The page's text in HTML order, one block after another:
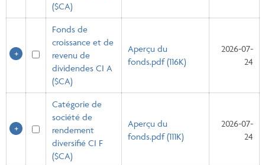
($CA)
Fonds de
croissance et de
revenu de
dividendes CI A
($CA)
Aperçu du
fonds.pdf (116K)
2026-07-
24
Catégorie de
société de
rendement
diversifié CI F
($CA)
Aperçu du
fonds.pdf (111K)
2026-07-
24